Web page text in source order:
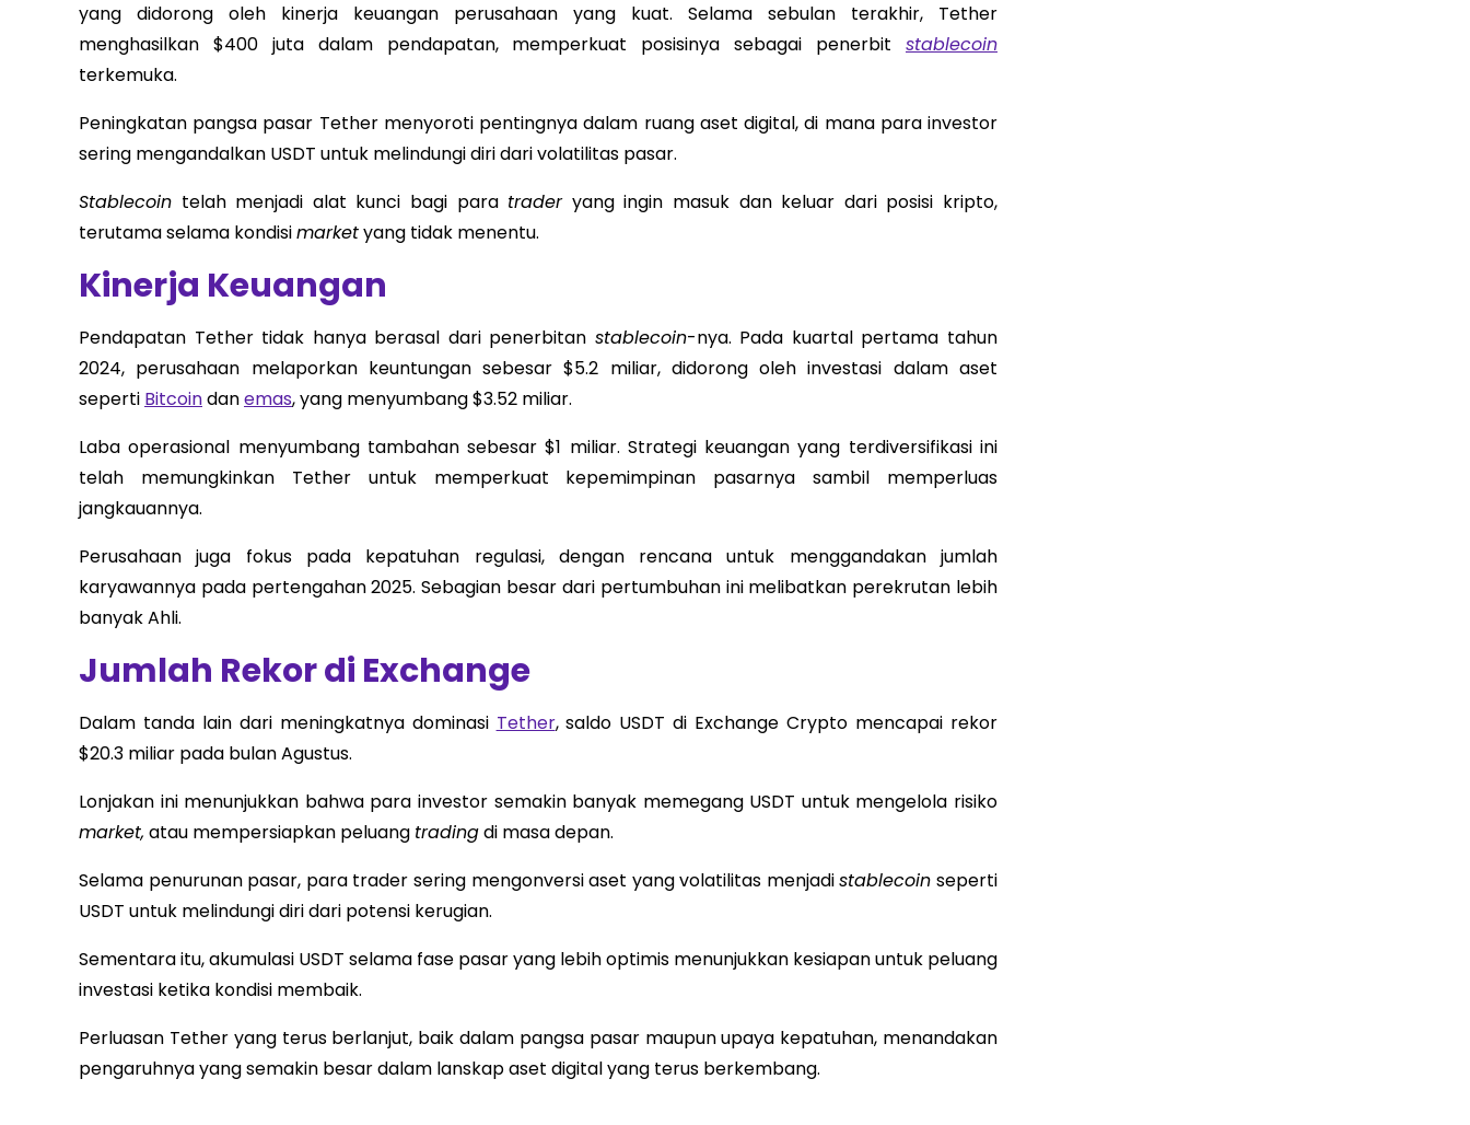
yang didorong oleh kinerja keuangan perusahaan yang kuat. Selama sebulan terakhir, Tether
menghasilkan $400 juta dalam pendapatan, memperkuat posisinya sebagai penerbit stablecoin
terkemuka.
Peningkatan pangsa pasar Tether menyoroti pentingnya dalam ruang aset digital, di mana para investor
sering mengandalkan USDT untuk melindungi diri dari volatilitas pasar.
Stablecoin telah menjadi alat kunci bagi para traderyang ingin masuk dan keluar dari posisi kripto,
terutama selama kondisimarketyang tidak menentu.
Kinerja Keuangan
Pendapatan Tether tidak hanya berasal dari penerbitan stablecoin-nya. Pada kuartal pertama tahun
2024, perusahaan melaporkan keuntungan sebesar $5.2 miliar, didorong oleh investasi dalam aset
seperti Bitcoindanemas, yang menyumbang $3.52 miliar.
Laba operasional menyumbang tambahan sebesar $1 miliar. Strategi keuangan yang terdiversifikasi ini
telah memungkinkan Tether untuk memperkuat kepemimpinan pasarnya sambil memperluas
jangkauannya.
Perusahaan juga fokus pada kepatuhan regulasi, dengan rencana untuk menggandakan jumlah
karyawannya pada pertengahan 2025. Sebagian besar dari pertumbuhan ini melibatkan perekrutan lebih
banyak Ahli.
Jumlah Rekor di Exchange
Dalam tanda lain dari meningkatnya dominasi Tether, saldo USDT di Exchange Crypto mencapai rekor
$20.3 miliar pada bulan Agustus.
Lonjakan ini menunjukkan bahwa para investor semakin banyak memegang USDT untuk mengelola risiko
market, atau mempersiapkan peluang tradingdi masa depan.
Selama penurunan pasar, para trader sering mengonversi aset yang volatilitas menjadistablecoin seperti
USDT untuk melindungi diri dari potensi kerugian.
Sementara itu, akumulasi USDT selama fase pasar yang lebih optimis menunjukkan kesiapan untuk peluang
investasi ketika kondisi membaik.
Perluasan Tether yang terus berlanjut, baik dalam pangsa pasar maupun upaya kepatuhan, menandakan
pengaruhnya yang semakin besar dalam lanskap aset digital yang terus berkembang.